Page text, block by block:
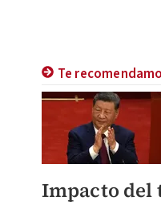
Te
Impacto del